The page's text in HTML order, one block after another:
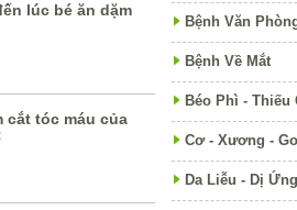
lúc bé ăn dặm
cắt tóc máu của
Bệnh Văn
Bệnh Về Mắt
Béo Phì - Thiếu
Cơ - Xương -
Da Liễu - Dị Ứng